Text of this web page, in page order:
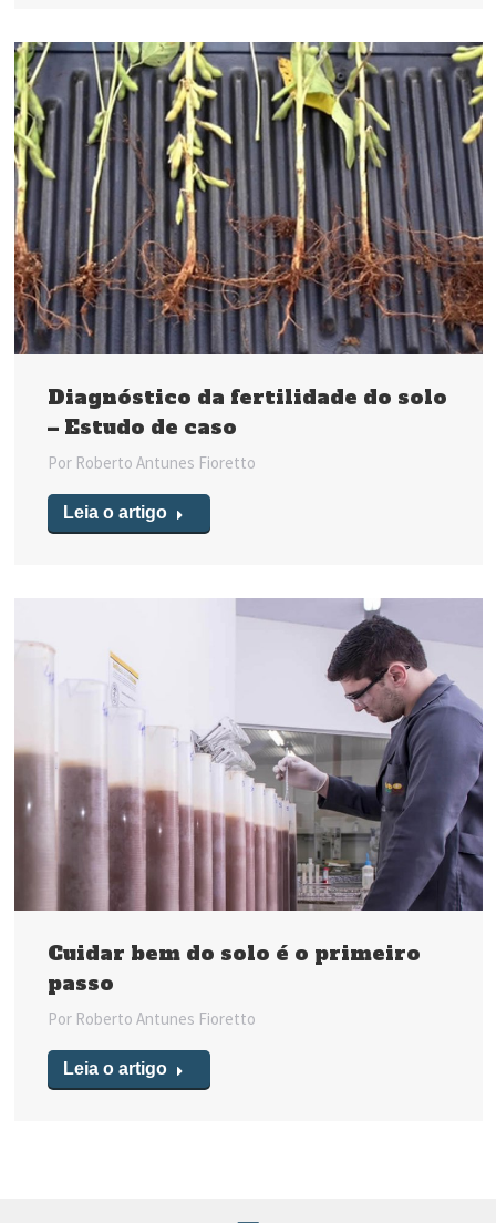
Diagnóstico da fertilidade do solo
– Estudo de caso
Por Roberto Antunes Fioretto
Leia o artigo
Cuidar bem do solo é o primeiro
passo
Por Roberto Antunes Fioretto
Leia o artigo